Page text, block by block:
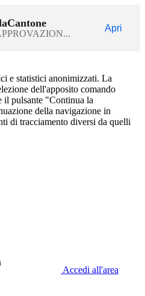
Apri
e statistici anonimizzati. La
dell'apposito comando
il pulsante "Continua la
della navigazione in
di tracciamento diversi da quelli
Accedi all'area